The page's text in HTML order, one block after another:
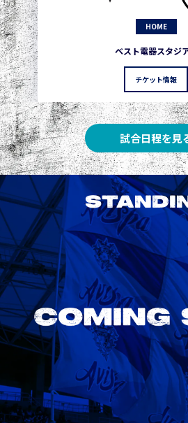
HOME
ベスト電器スタジ
チケット情報
試合日程を見